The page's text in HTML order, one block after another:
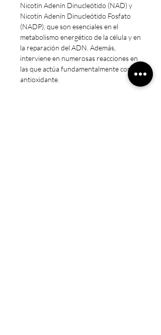
Nicotín Adenín Dinucleótido (NAD) y
Nicotín Adenín Dinucleótido Fosfato
(NADP), que son esenciales en el
metabolismo energético de la célula y en
la reparación del ADN. Además,
interviene en numerosas reacciones en
las que actúa fundamentalmente como
antioxidante.